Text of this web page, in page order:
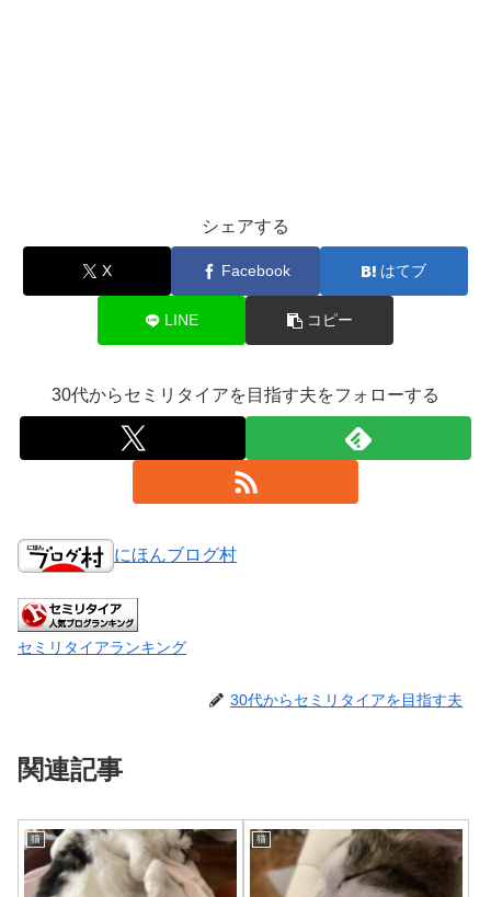
シェアする
X Facebook はてブ
LINE コピー
30代からセミリタイアを目指す夫をフォローする
にほんブログ村
セミリタイアランキング
30代からセミリタイアを目指す夫
関連記事
猫 猫